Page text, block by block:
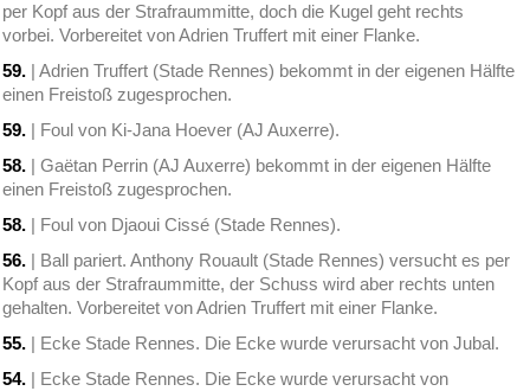
per Kopf aus der Strafraummitte, doch die Kugel geht rechts
vorbei. Vorbereitet von Adrien Truffert mit einer Flanke.
59. | Adrien Truffert (Stade Rennes) bekommt in der eigenen Hälfte
einen Freistoß zugesprochen.
59. | Foul von Ki-Jana Hoever (AJ Auxerre).
58. | Gaëtan Perrin (AJ Auxerre) bekommt in der eigenen Hälfte
einen Freistoß zugesprochen.
58. | Foul von Djaoui Cissé (Stade Rennes).
56. | Ball pariert. Anthony Rouault (Stade Rennes) versucht es per
Kopf aus der Strafraummitte, der Schuss wird aber rechts unten
gehalten. Vorbereitet von Adrien Truffert mit einer Flanke.
55. | Ecke Stade Rennes. Die Ecke wurde verursacht von Jubal.
54. | Ecke Stade Rennes. Die Ecke wurde verursacht von